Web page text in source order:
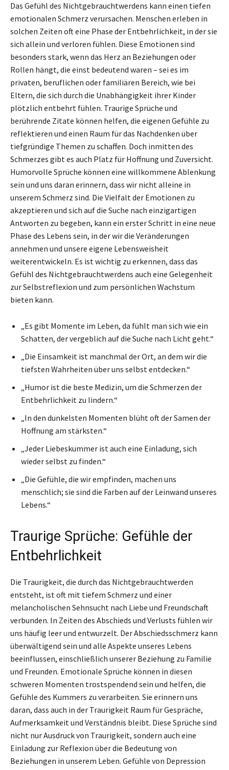
Das Gefühl des Nichtgebrauchtwerdens kann einen tiefen
emotionalen Schmerz verursachen. Menschen erleben in
solchen Zeiten oft eine Phase der Entbehrlichkeit, in der sie
sich allein und verloren fühlen. Diese Emotionen sind
besonders stark, wenn das Herz an Beziehungen oder
Rollen hängt, die einst bedeutend waren – sei es im
privaten, beruflichen oder familiären Bereich, wie bei
Eltern, die sich durch die Unabhängigkeit ihrer Kinder
plötzlich entbehrt fühlen. Traurige Sprüche und
berührende Zitate können helfen, die eigenen Gefühle zu
reflektieren und einen Raum für das Nachdenken über
tiefgründige Themen zu schaffen. Doch inmitten des
Schmerzes gibt es auch Platz für Hoffnung und Zuversicht.
Humorvolle Sprüche können eine willkommene Ablenkung
sein und uns daran erinnern, dass wir nicht alleine in
unserem Schmerz sind. Die Vielfalt der Emotionen zu
akzeptieren und sich auf die Suche nach einzigartigen
Antworten zu begeben, kann ein erster Schritt in eine neue
Phase des Lebens sein, in der wir die Veränderungen
annehmen und unsere eigene Lebensweisheit
weiterentwickeln. Es ist wichtig zu erkennen, dass das
Gefühl des Nichtgebrauchtwerdens auch eine Gelegenheit
zur Selbstreflexion und zum persönlichen Wachstum
bieten kann.
„Es gibt Momente im Leben, da fühlt man sich wie ein
Schatten, der vergeblich auf die Suche nach Licht geht.“
„Die Einsamkeit ist manchmal der Ort, an dem wir die
tiefsten Wahrheiten über uns selbst entdecken.“
„Humor ist die beste Medizin, um die Schmerzen der
Entbehrlichkeit zu lindern.“
„In den dunkelsten Momenten blüht oft der Samen der
Hoffnung am stärksten.“
„Jeder Liebeskummer ist auch eine Einladung, sich
wieder selbst zu finden.“
„Die Gefühle, die wir empfinden, machen uns
menschlich; sie sind die Farben auf der Leinwand unseres
Lebens.“
Traurige Sprüche: Gefühle der
Entbehrlichkeit
Die Traurigkeit, die durch das Nichtgebrauchtwerden
entsteht, ist oft mit tiefem Schmerz und einer
melancholischen Sehnsucht nach Liebe und Freundschaft
verbunden. In Zeiten des Abschieds und Verlusts fühlen wir
uns häufig leer und entwurzelt. Der Abschiedsschmerz kann
überwältigend sein und alle Aspekte unseres Lebens
beeinflussen, einschließlich unserer Beziehung zu Familie
und Freunden. Emotionale Sprüche können in diesen
schweren Momenten trostspendend sein und helfen, die
Gefühle des Kummers zu verarbeiten. Sie erinnern uns
daran, dass auch in der Traurigkeit Raum für Gespräche,
Aufmerksamkeit und Verständnis bleibt. Diese Sprüche sind
nicht nur Ausdruck von Traurigkeit, sondern auch eine
Einladung zur Reflexion über die Bedeutung von
Beziehungen in unserem Leben. Gefühle von Depression